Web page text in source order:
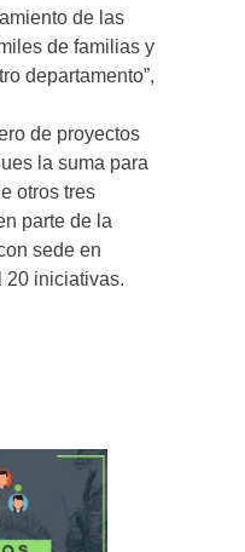
de las
de familias y
departamento”,
de proyectos
la suma para
otros tres
parte de la
sede en
20 iniciativas.